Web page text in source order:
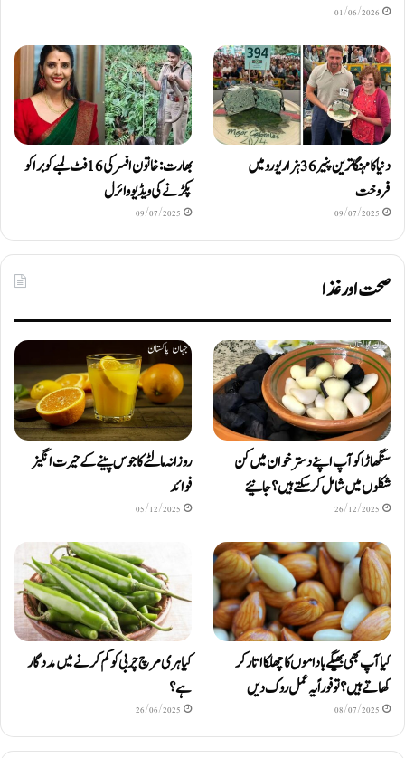
01/06/2026
دنیا کا مہنگا ترین پنیر 36 ہزار یورو میں
فروخت
09/07/2025
بھارت: خاتون افسر کی 16 فٹ لمبے کوبرا کو
پکڑنے کی ویڈیو وائرل
09/07/2025
صحت اور غذا
سنگھاڑا کو آپ اپنے دستر خوان میں کن
شکلوں میں شامل کرسکتے ہیں ؟ جانیئے
26/12/2025
روزانہ مالٹے کا جوس پینے کے حیرت انگیز
فوائد
05/12/2025
کیا آپ بھی بھیگے باداموں کا چھلکا اتار کر
کھاتے ہیں؟ تو فوراً یہ عمل روک دیں
08/07/2025
کیا ہری مرچ چربی کو کم کرنے میں مددگار
ہے؟
26/06/2025